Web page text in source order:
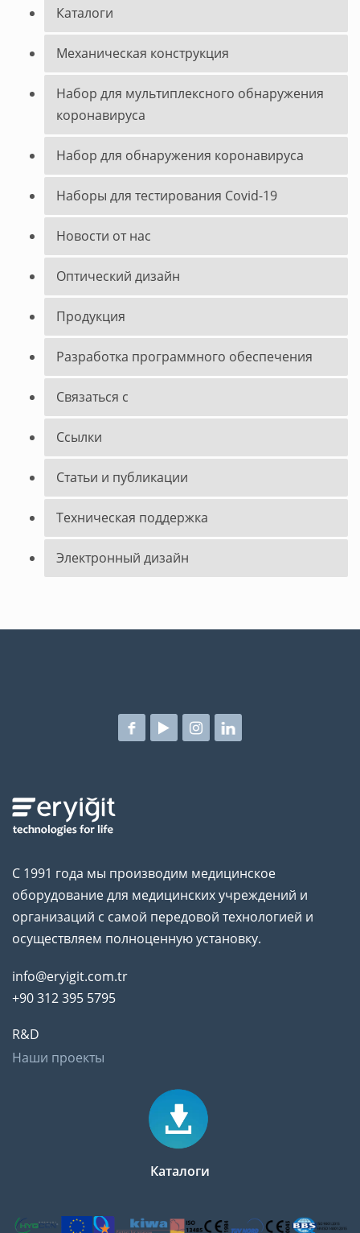
Каталоги
Механическая конструкция
Набор для мультиплексного обнаружения
коронавируса
Набор для обнаружения коронавируса
Наборы для тестирования Covid-19
Новости от нас
Оптический дизайн
Продукция
Разработка программного обеспечения
Связаться с
Ссылки
Статьи и публикации
Техническая поддержка
Электронный дизайн
С 1991 года мы производим медицинское
оборудование для медицинских учреждений и
организаций с самой передовой технологией и
осуществляем полноценную установку.
info@eryigit.com.tr
+90 312 395 5795
R&D
Наши проекты
Каталоги